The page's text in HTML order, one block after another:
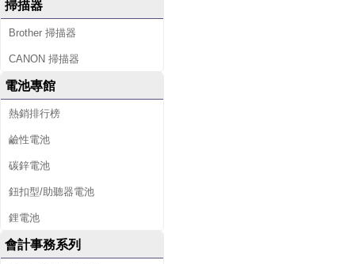
掃描器
Brother 掃描器
CANON 掃描器
電池專館
熱銷排行榜
鹼性電池
碳鋅電池
鈕扣型/助聽器電池
鋰電池
會計事務系列